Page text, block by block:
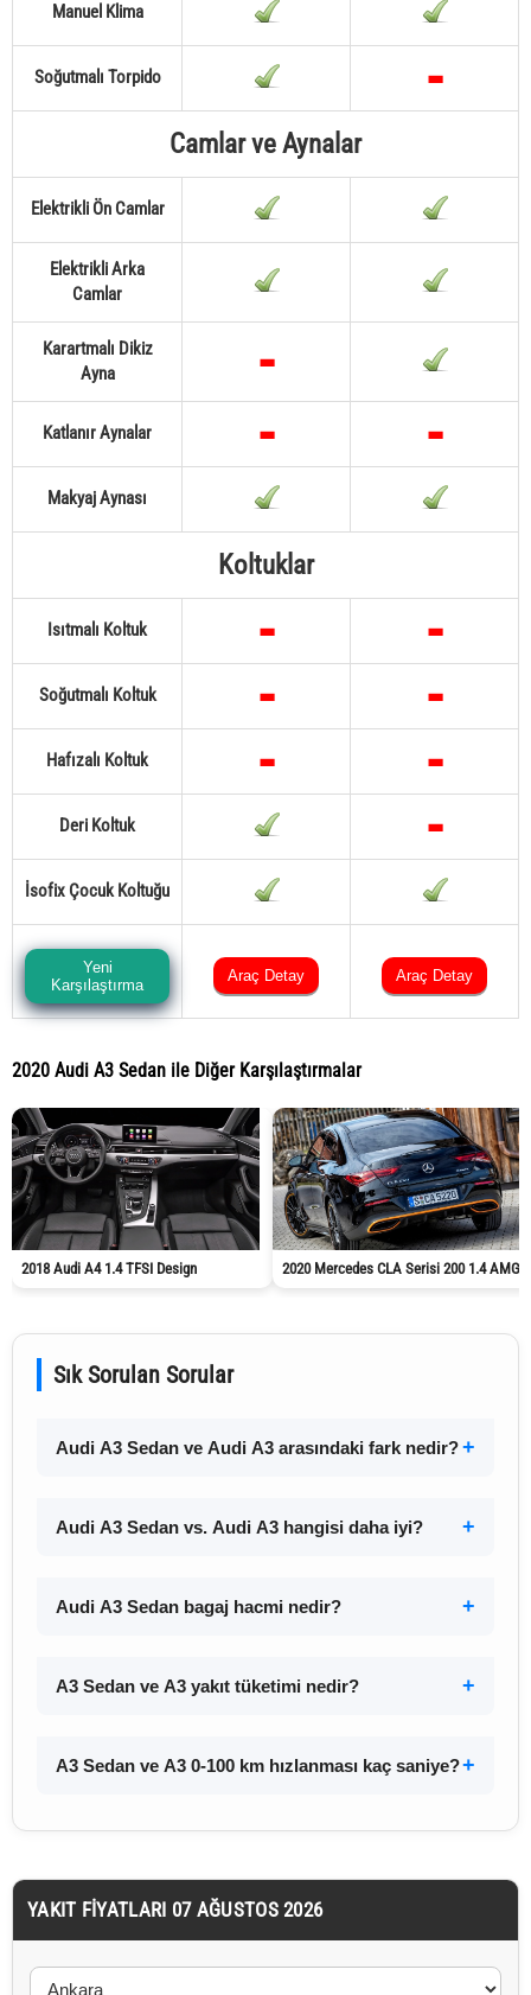
Manuel Klima
Soğutmalı Torpido
Camlar ve Aynalar
Elektrikli Ön Camlar
Elektrikli Arka
Camlar
Karartmalı Dikiz
Ayna
Katlanır Aynalar
Makyaj Aynası
Koltuklar
Isıtmalı Koltuk
Soğutmalı Koltuk
Hafızalı Koltuk
Deri Koltuk
İsofix Çocuk Koltuğu
Yeni
Karşılaştırma
Araç Detay Araç Detay
2020 Audi A3 Sedan ile Diğer Karşılaştırmalar
2018 Audi A4 1.4 TFSI Design 2020 Mercedes CLA Serisi 200 1.4 AMG
Sık Sorulan Sorular
Audi A3 Sedan ve Audi A3 arasındaki fark nedir?
Audi A3 Sedan vs. Audi A3 hangisi daha iyi?
Audi A3 Sedan bagaj hacmi nedir?
A3 Sedan ve A3 yakıt tüketimi nedir?
A3 Sedan ve A3 0-100 km hızlanması kaç saniye?
YAKIT FIYATLARI 07 AĞUSTOS 2026